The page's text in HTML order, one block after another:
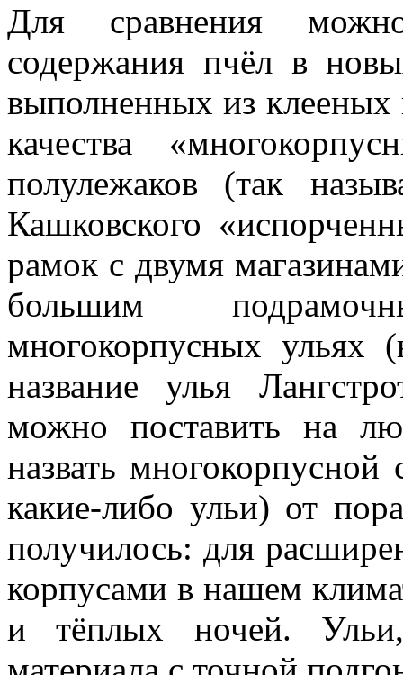
Для сравнения
содержания пчёл в
выполненных из
качества
полулежаков (так
Кашковского
рамок с двумя
большим
многокорпусных ульях
название улья
можно поставить на
назвать
какие-либо ульи) от
получилось: для
корпусами в нашем
и тёплых ночей.